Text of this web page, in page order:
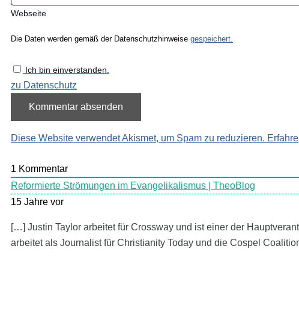
Webseite
Die Daten werden gemäß der Datenschutzhinweise gespeichert.
Ich bin einverstanden.
zu Datenschutz
Diese Website verwendet Akismet, um Spam zu reduzieren.
1 Kommentar
Reformierte Strömungen im Evangelikalismus | TheoBlog
15 Jahre vor
[…] Justin Taylor arbeitet für Crossway und ist einer der
arbeitet als Journalist für Christianity Today und die Cospel